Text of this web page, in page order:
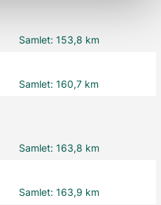
Samlet: 153,8 km
Samlet: 160,7 km
Samlet: 163,8 km
Samlet: 163,9 km